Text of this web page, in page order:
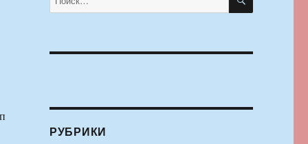
РУБРИКИ